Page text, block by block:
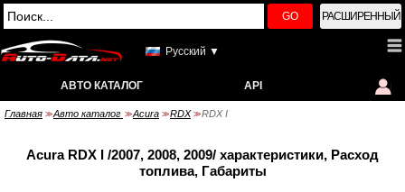
GO РАСШИРЕННЫЙ
Русский ▼
АВТО КАТАЛОГ API
Главная >> Авто каталог >> Acura >> RDX >> RDX I
Acura RDX I /2007, 2008, 2009/ характеристики, Расход
топлива, Габариты